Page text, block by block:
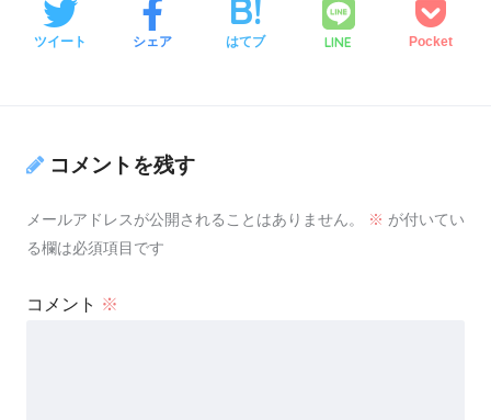
ツイート シェア はてブ LINE Pocket
コメントを残す
メールアドレスが公開されることはありません。 ※ が付いてい
る欄は必須項目です
コメント ※